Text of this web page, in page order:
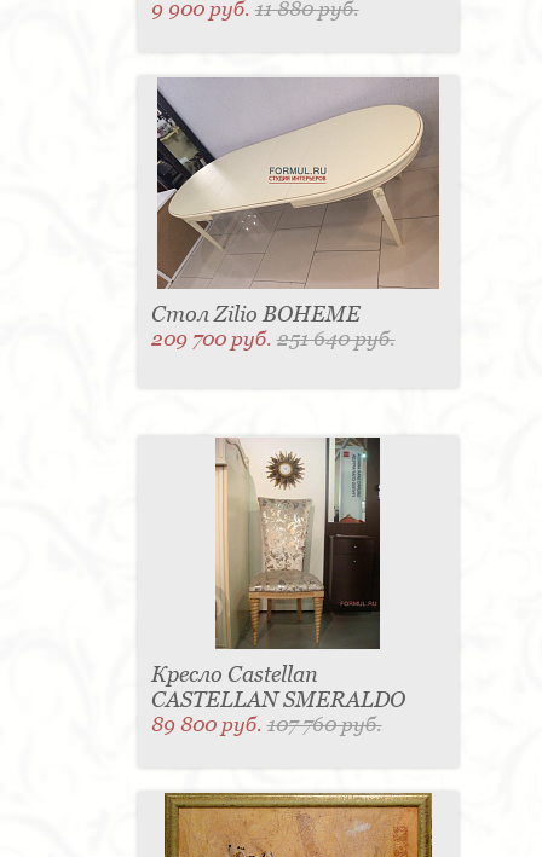
9 900 руб.11 880 руб.
Стол Zilio BOHEME
209 700 руб.251 640 руб.
Кресло Castellan
CASTELLAN SMERALDO
89 800 руб.107 760 руб.